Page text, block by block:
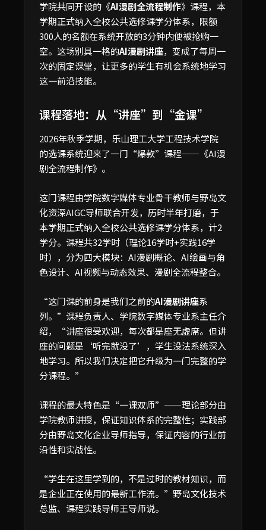
学院共同开设的《AI漫剧全流程制作》课程，本
学期正式纳入全校公共选修课学分体系，限额
300人的名额在系统开放的3分钟内便被抢购一
空。这场别具一格的AI漫剧讲座，变成了每周一
次的固定课堂，让更多的学生有机会系统地学习
这一前沿技能。
课程落地：从“讲座”到“金课”
2026年秋季学期，乐山理工大学工程技术学院
的选课系统迎来了一门“爆款”课程——《AI漫
剧全流程制作》。
这门课程由学院数字媒体专业骨干教师与野岛文
化资深AIGC导师联合开发，历时半年打磨，于
本学期正式纳入全校公共选修课学分体系，计2
学分。课程共32学时（理论16学时+实践16学
时），分为四大模块：AI漫剧概论、AI绘画与角
色设计、AI视频与动态效果、漫剧全流程整合。
“这门课的前身是我们之前的AI漫剧讲座系
列。”课程负责人、学院数字媒体专业系主任介
绍，“讲座很受欢迎，每次都是座无虚席。但讲
座的问题是‘听完就没了’，学生没法系统深入
地学习。所以我们决定把它升级为一门完整的学
分课程。”
课程的最大特色是“一课双师”——理论部分由
学院教师讲授，保证知识体系的完整性；实践部
分由野岛文化企业导师指导，保证内容的行业前
沿性和实战性。
“学生在这里学到的，不是过时的教材知识，而
是企业正在使用的最新工作流。”野岛文化技术
总监、课程实践导师王导师说。